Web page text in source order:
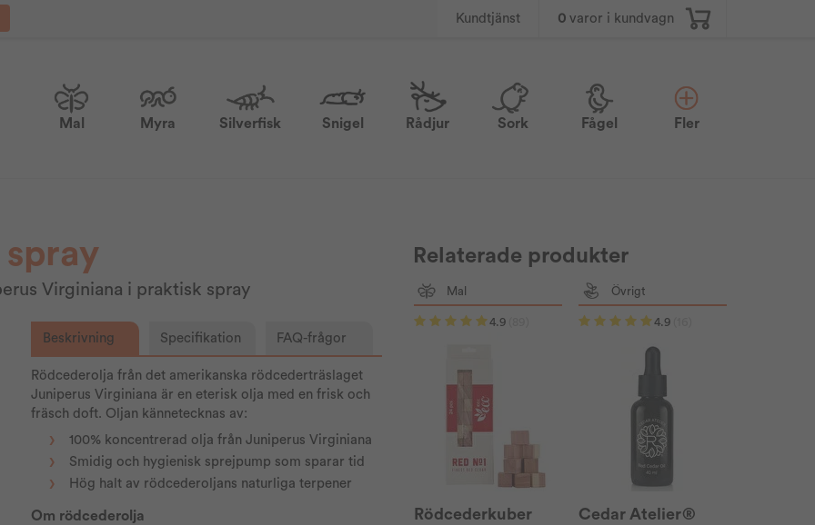
Kundtjänst 0 varor i kundvagn
Mal Myra Silverfisk Snigel Rådjur Sork Fågel Fler
Virginiana i praktisk spray
Beskrivning Specifikation FAQ-frågor
Rödcederolja från det amerikanska rödcederträslaget
Juniperus Virginiana är en eterisk olja med en frisk och
fräsch doft. Oljan kännetecknas av:
100% koncentrerad olja från Juniperus Virginiana
Smidig och hygienisk sprejpump som sparar tid
Hög halt av rödcederoljans naturliga terpener
Om rödcederolja
Relaterade produkter
Mal
4.9
Rödcederkuber
Övrigt
4.9
Cedar Atelier®